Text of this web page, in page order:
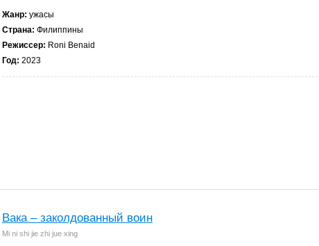
Жанр: ужасы
Страна: Филиппины
Режиссер: Roni Benaid
Год: 2023
Вака – заколдованный воин
Mi ni shi jie zhi jue xing